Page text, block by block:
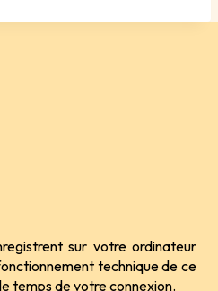
sur votre ordinateur
technique de ce
temps de votre connexion.